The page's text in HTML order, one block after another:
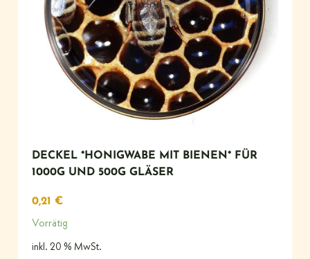
DECKEL *HONIGWABE MIT BIENEN* FÜR
1000G UND 500G GLÄSER
0,21 €
Vorrätig
inkl. 20 % MwSt.